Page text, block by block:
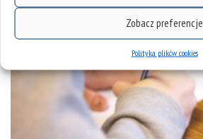
Zobacz preferencje
Polityka plików cookies